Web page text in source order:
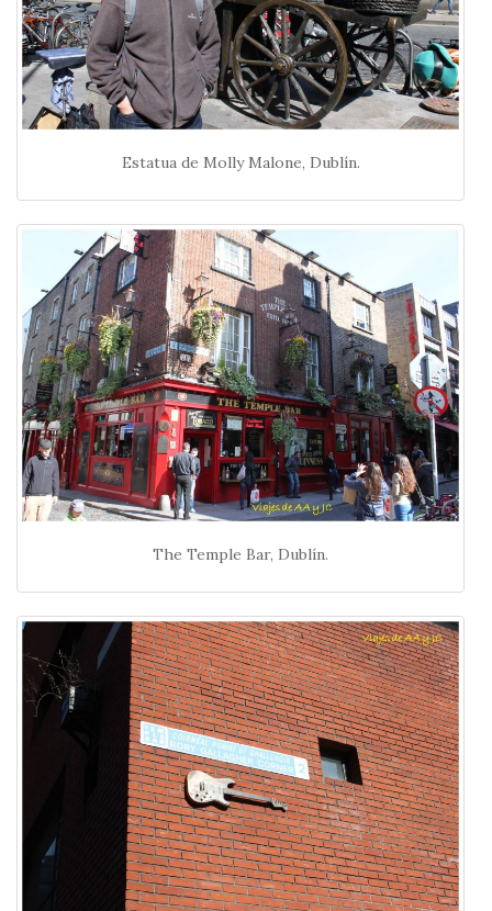
Estatua de Molly Malone, Dublín.
The Temple Bar, Dublín.